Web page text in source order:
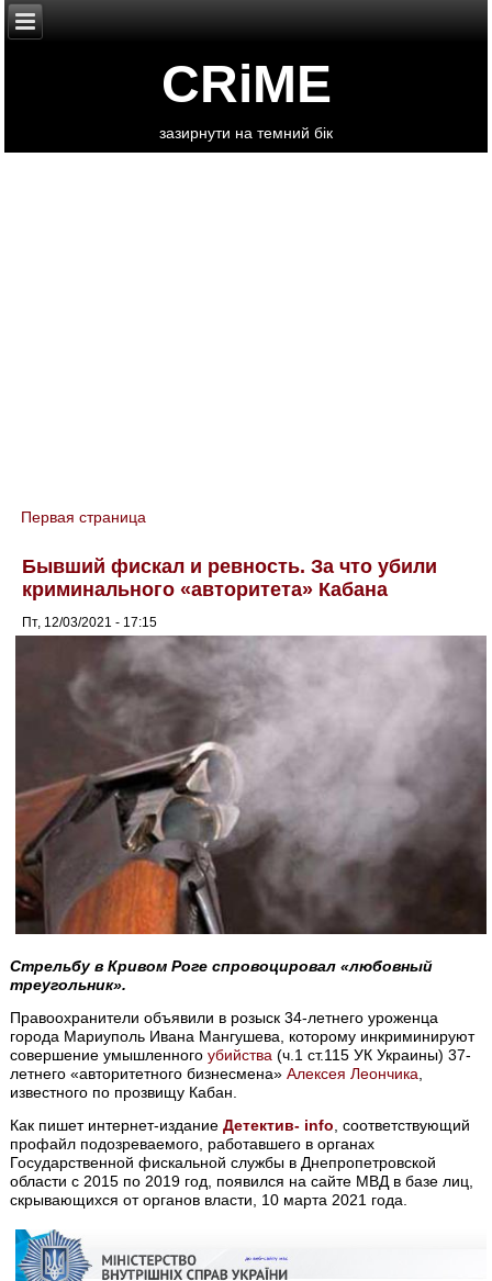
CRiME
зазирнути на темний бік
You are here
Первая страница
Бывший фискал и ревность. За что убили
криминального «авторитета» Кабана
Пт, 12/03/2021 - 17:15
Стрельбу в Кривом Роге спровоцировал «любовный
треугольник».
Правоохранители объявили в розыск 34-летнего уроженца
города Мариуполь Ивана Мангушева, которому инкриминируют
совершение умышленногоубийства (ч.1 ст.115 УК Украины) 37-
летнего «авторитетного бизнесмена»Алексея Леончика,
известного по прозвищу Кабан.
Как пишет интернет-изданиеДетектив- info, соответствующий
профайл подозреваемого, работавшего в органах
Государственной фискальной службы в Днепропетровской
области с 2015 по 2019 год, появился на сайте МВД в базе лиц,
скрывающихся от органов власти, 10 марта 2021 года.